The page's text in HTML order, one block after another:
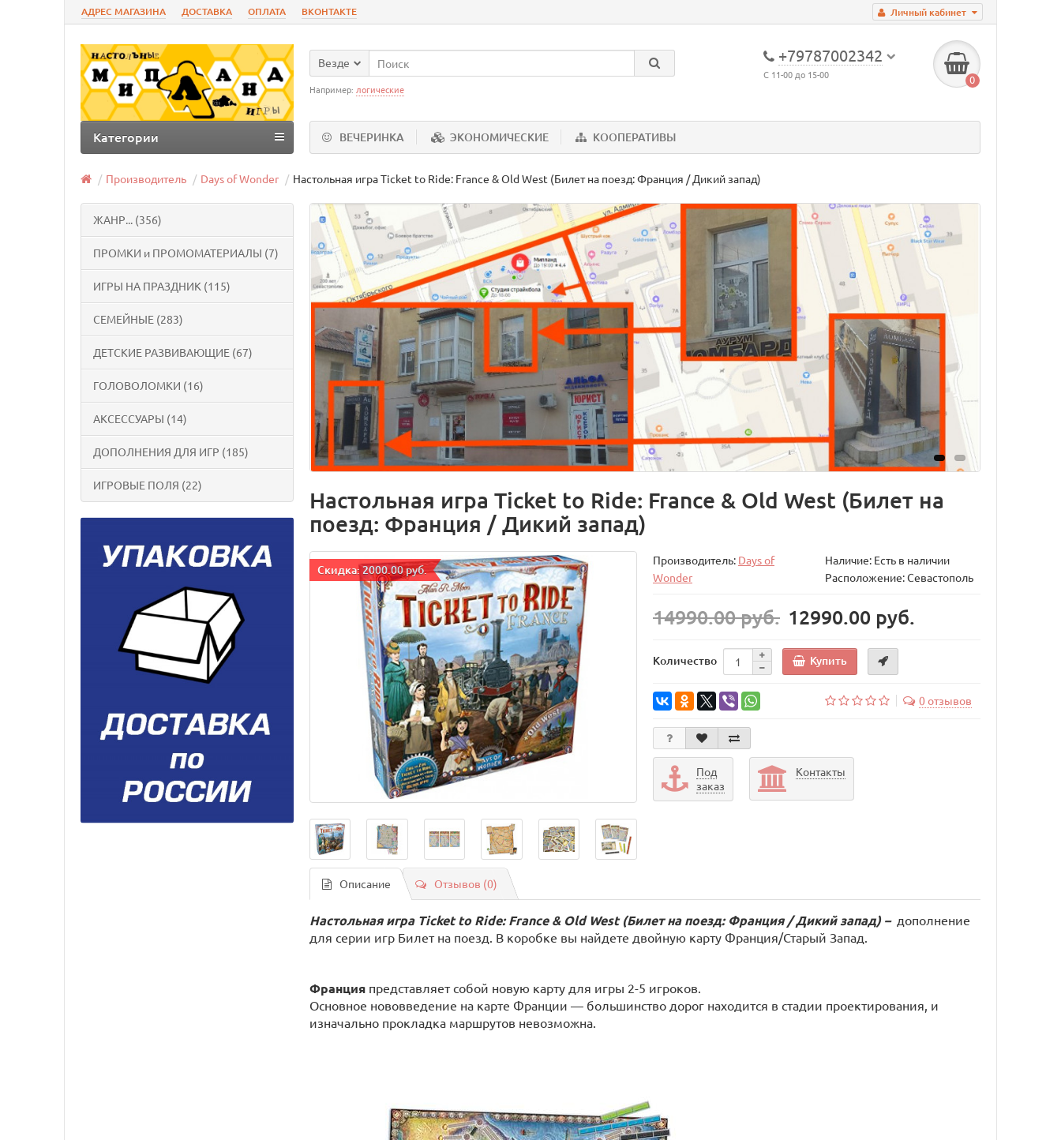
Личный кабинет
АДРЕС МАГАЗИНА ДОСТАВКА ОПЛАТА ВКОНТАКТЕ
+79787002342
С 11-00 до 15-00 0
Везде
Например: логические
ВЕЧЕРИНКА ЭКОНОМИЧЕСКИЕ КООПЕРАТИВЫ
Категории
Производитель Days of Wonder Настольная игра Ticket to Ride: France & Old West (Билет на поезд: Франция / Дикий запад)
ЖАНР... (356)
ПРОМКИ и ПРОМОМАТЕРИАЛЫ (7)
ИГРЫ НА ПРАЗДНИК (115)
СЕМЕЙНЫЕ (283)
ДЕТСКИЕ РАЗВИВАЮЩИЕ (67)
ГОЛОВОЛОМКИ (16)
АКСЕССУАРЫ (14)
ДОПОЛНЕНИЯ ДЛЯ ИГР (185)
ИГРОВЫЕ ПОЛЯ (22)
Настольная игра Ticket to Ride: France & Old West (Билет на
поезд: Франция / Дикий запад)
Cкидка: 2000.00 руб.
Производитель: Days of
Wonder
Наличие: Есть в наличии
Расположение: Севастополь
14990.00 руб. 12990.00 руб.
Количество Купить
0 отзывов
Под
заказ
Контакты
Описание Отзывов (0)
Настольная игра Ticket to Ride: France & Old West (Билет на поезд: Франция / Дикий запад) – дополнение
для серии игр Билет на поезд. В коробке вы найдете двойную карту Франция/Старый Запад.
Франция представляет собой новую карту для игры 2-5 игроков.
Основное нововведение на карте Франции — большинство дорог находится в стадии проектирования, и
изначально прокладка маршрутов невозможна.